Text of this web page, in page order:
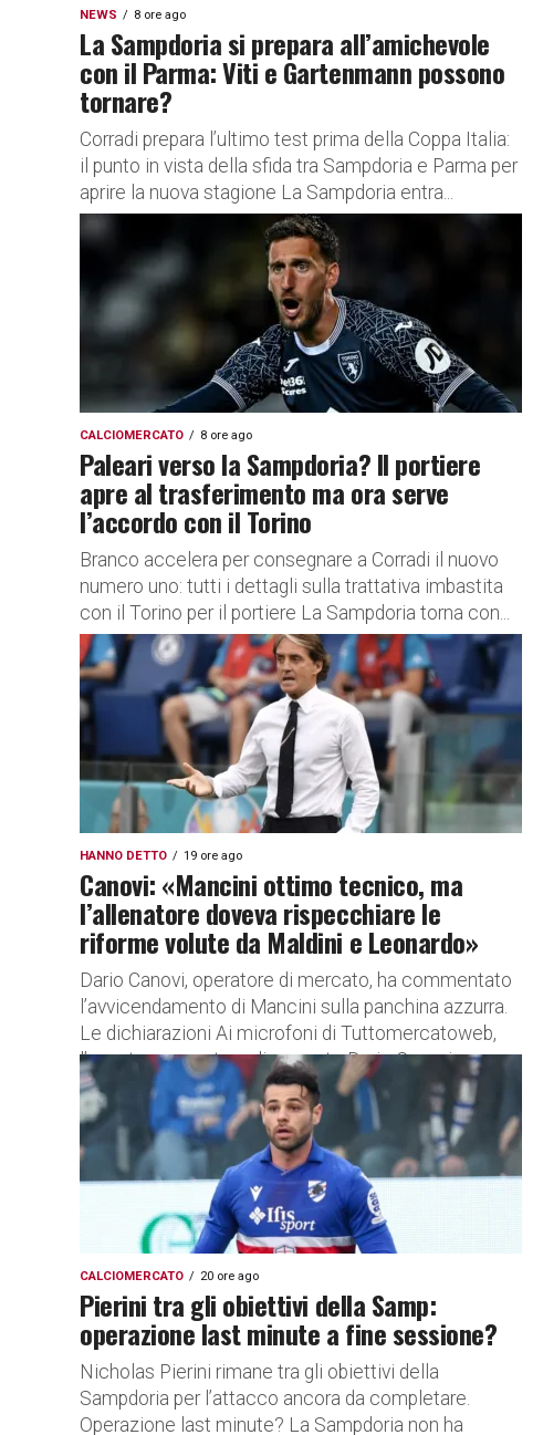
NEWS 8 ore ago
La Sampdoria si prepara all’amichevole
con il Parma: Viti e Gartenmann possono
tornare?
Corradi prepara l’ultimo test prima della Coppa Italia:
il punto in vista della sfida tra Sampdoria e Parma per
aprire la nuova stagione La Sampdoria entra...
CALCIOMERCATO 8 ore ago
Paleari verso la Sampdoria? Il portiere
apre al trasferimento ma ora serve
l’accordo con il Torino
Branco accelera per consegnare a Corradi il nuovo
numero uno: tutti i dettagli sulla trattativa imbastita
con il Torino per il portiere La Sampdoria torna con...
HANNO DETTO 19 ore ago
Canovi: «Mancini ottimo tecnico, ma
l’allenatore doveva rispecchiare le
riforme volute da Maldini e Leonardo»
Dario Canovi, operatore di mercato, ha commentato
l’avvicendamento di Mancini sulla panchina azzurra.
Le dichiarazioni Ai microfoni di Tuttomercatoweb,
l’agente e operatore di mercato Dario Canovi...
CALCIOMERCATO 20 ore ago
Pierini tra gli obiettivi della Samp:
operazione last minute a fine sessione?
Nicholas Pierini rimane tra gli obiettivi della
Sampdoria per l’attacco ancora da completare.
Operazione last minute? La Sampdoria non ha